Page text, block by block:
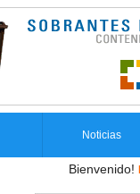
Noticias
Bienvenido!